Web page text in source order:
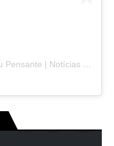
Um post compartilhado por Pirambu Pensante | Notícias & Entretenimento (@pirambupensante)